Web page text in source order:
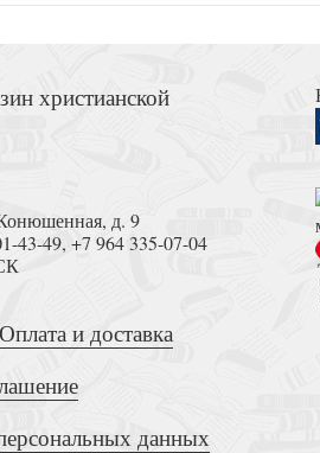
Апостольских чтений на каждый
христианской
д. 9
43-49, +7 964 335-07-04
Оплата и доставка
данных